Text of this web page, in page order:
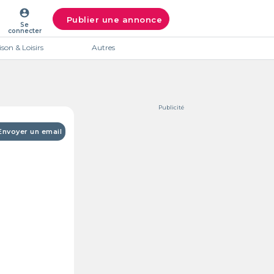
account_circle
Se
connecter
Publier une annonce
& Loisirs Autres
un email
Publicité